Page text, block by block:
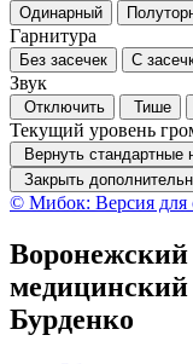
Одинарный
Гарнитура
Без засечек С
Звук
Отключить Тише
Текущий уровень
Вернуть стандартные
Закрыть
© Мибок: Версия для
Воронежский
Бурденко